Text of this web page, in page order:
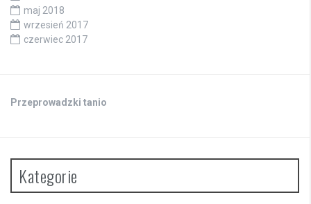
maj 2018
wrzesień 2017
czerwiec 2017
Przeprowadzki tanio
Kategorie